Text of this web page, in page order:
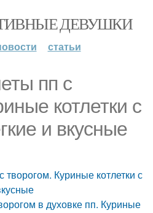
ДЕВУШКИ
статьи
пп с
котлетки с
и вкусные
творогом. Куриные котлетки с
в духовке пп. Куриные